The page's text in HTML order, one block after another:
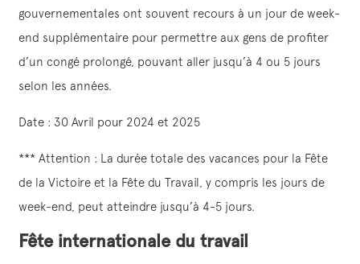
gouvernementales ont souvent recours à un jour de week-
end supplémentaire pour permettre aux gens de profiter
d’un congé prolongé, pouvant aller jusqu’à 4 ou 5 jours
selon les années.
Date : 30 Avril pour 2024 et 2025
*** Attention : La durée totale des vacances pour la Fête
de la Victoire et la Fête du Travail, y compris les jours de
week-end, peut atteindre jusqu’à 4-5 jours.
Fête internationale du travail